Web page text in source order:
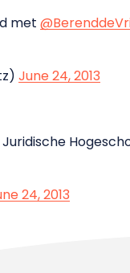
met
June 24, 2013
24, 2013